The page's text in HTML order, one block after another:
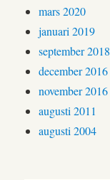
mars 2020
januari 2019
september 2018
december 2016
november 2016
augusti 2011
augusti 2004